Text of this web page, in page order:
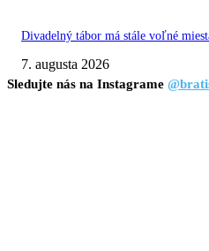
Divadelný tábor má stále voľné
7. augusta 2026
Sledujte nás na Instagrame